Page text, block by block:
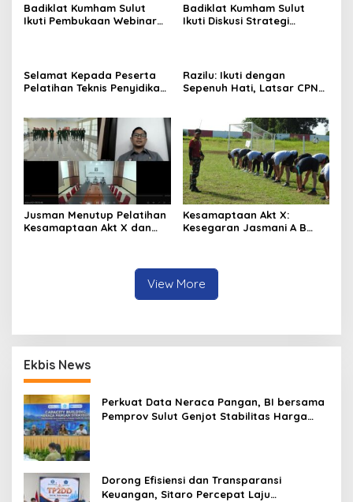
Badiklat Kumham Sulut
Ikuti Pembukaan Webinar
Badiklat Kumham Sulut
Ikuti Diskusi Strategi
Selamat Kepada Peserta
Pelatihan Teknis Penyidikan
Sulut
Razilu: Ikuti dengan
Sepenuh Hati, Latsar CPNS
Jusman Menutup Pelatihan
Kesamaptaan Akt X dan
Kesamaptaan Akt X:
Kesegaran Jasmani A B
View More
Ekbis News
Perkuat Data Neraca Pangan, BI bersama
Pemprov Sulut Genjot Stabilitas Harga
Dorong Efisiensi dan Transparansi
Keuangan, Sitaro Percepat Laju